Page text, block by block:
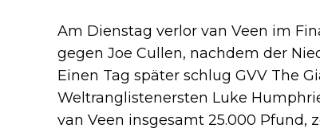
Am Dienstag verlor van Veen im
gegen Joe Cullen, nachdem der
Einen Tag später schlug GVV The
Weltranglistenersten Luke
van Veen insgesamt 25.000 Pfund,